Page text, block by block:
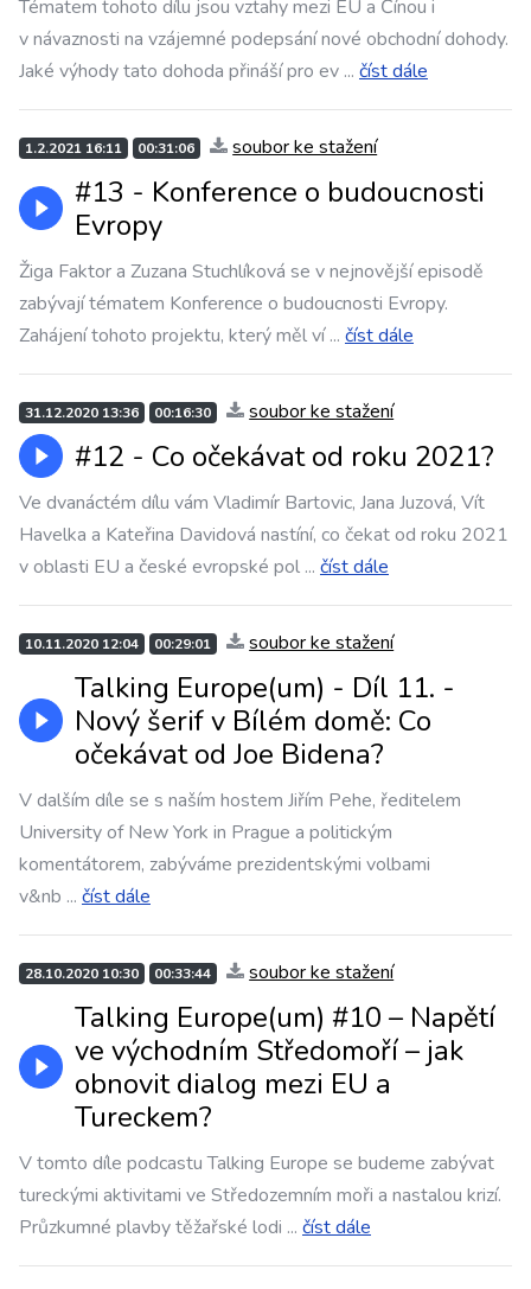
Tématem tohoto dílu jsou vztahy mezi EU a Čínou i
v návaznosti na vzájemné podepsání nové obchodní dohody.
Jaké výhody tato dohoda přináší pro ev ... číst dále
1.2.2021 16:11 00:31:06 soubor ke stažení
#13 - Konference o budoucnosti
Evropy
Žiga Faktor a Zuzana Stuchlíková se v nejnovější episodě
zabývají tématem Konference o budoucnosti Evropy.
Zahájení tohoto projektu, který měl ví... číst dále
31.12.2020 13:36 00:16:30 soubor ke stažení
#12 - Co očekávat od roku 2021?
Ve dvanáctém dílu vám Vladimír Bartovic, Jana Juzová, Vít
Havelka a Kateřina Davidová nastíní, co čekat od roku 2021
v oblasti EU a české evropské pol ... číst dále
10.11.2020 12:04 00:29:01 soubor ke stažení
Talking Europe(um) - Díl 11. -
Nový šerif v Bílém domě: Co
očekávat od Joe Bidena?
V dalším díle se s naším hostem Jiřím Pehe, ředitelem
University of New York in Prague a politickým
komentátorem, zabýváme prezidentskými volbami
v&nb ... číst dále
28.10.2020 10:30 00:33:44 soubor ke stažení
Talking Europe(um) #10 – Napětí
ve východním Středomoří – jak
obnovit dialog mezi EU a
Tureckem?
V tomto díle podcastu Talking Europe se budeme zabývat
tureckými aktivitami ve Středozemním moři a nastalou krizí.
Průzkumné plavby těžařské lodi ... číst dále